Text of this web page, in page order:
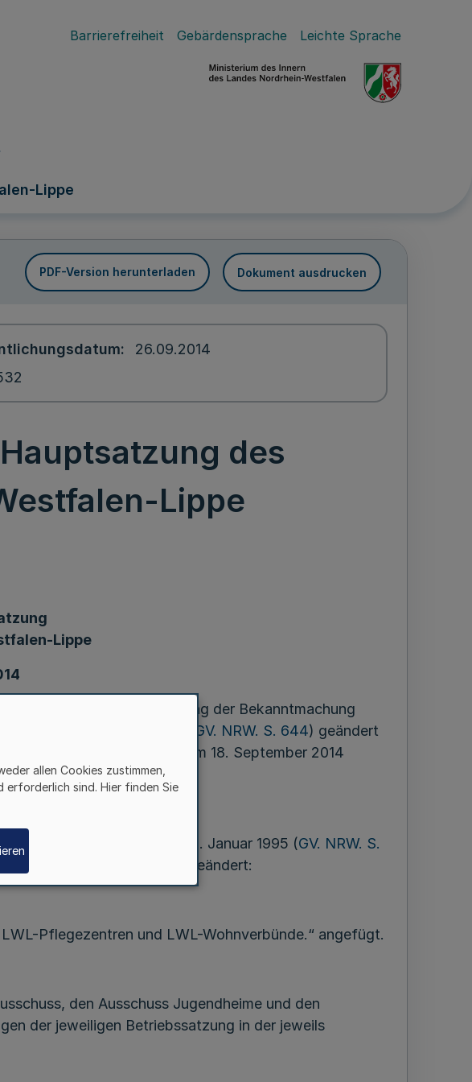
Barrierefreiheit Gebärdensprache Leichte Sprache
Lippe
PDF-Version herunterladen Dokument ausdrucken
26.09.2014
des
Lippe
Lippe
Westfalen in der Fassung der Bekanntmachung
vom 16. November 2004 ( GV. NRW. S. 644) geändert
Lippe in ihrer Sitzung am 18. September 2014
Bekanntmachung vom 12. Januar 1995 (GV. NRW. S.
worden ist, wird wie folgt geändert:
Pflegezentren und LWL-Wohnverbünde.“ angefügt.
den Ausschuss Jugendheime und den
der jeweiligen Betriebssatzung in der jeweils
allen Cookies zustimmen,
erforderlich sind. Hier finden Sie